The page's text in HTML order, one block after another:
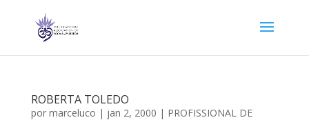
ROBERTA TOLEDO
por marceluco | jan 2, 2000 | PROFISSIONAL DE